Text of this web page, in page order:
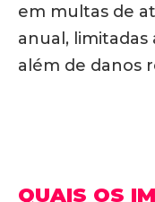
em multas de
anual, limitadas
além de danos
QUAIS OS